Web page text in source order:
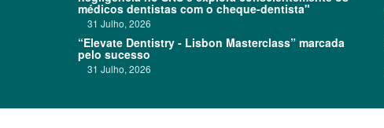
médicos dentistas com o cheque-dentista"
31 Julho, 2026
“Elevate Dentistry - Lisbon Masterclass” marcada
pelo sucesso
31 Julho, 2026